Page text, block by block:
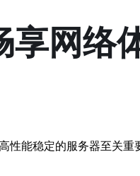
享网络
性能稳定的服务器至关重